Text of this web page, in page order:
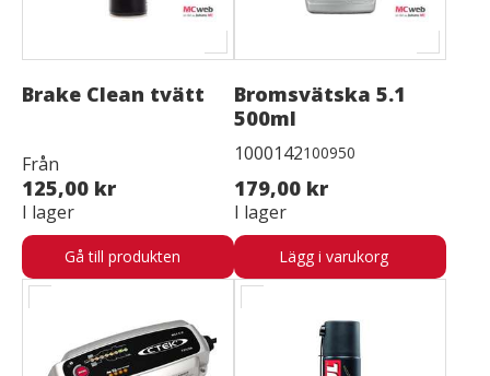
Brake Clean tvätt
Från
125,00 kr
I lager
Gå till produkten
Bromsvätska 5.1
500ml
1000142100950
179,00 kr
I lager
Lägg i varukorg